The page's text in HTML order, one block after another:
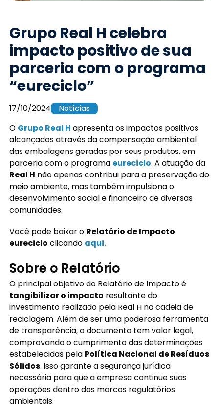
Grupo Real H celebra
impacto positivo de sua
parceria com o programa
“eureciclo”
17/10/2024
Notícias
O Grupo Real H apresenta os impactos positivos
alcançados através da compensação ambiental
das embalagens geradas por seus produtos, em
parceria com o programa eureciclo. A atuação da
Real H não apenas contribui para a preservação do
meio ambiente, mas também impulsiona o
desenvolvimento social e financeiro de diversas
comunidades.
Você pode baixar o Relatório de Impacto
eureciclo clicando aqui.
Sobre o Relatório
O principal objetivo do Relatório de Impacto é
tangibilizar o impacto resultante do
investimento realizado pela Real H na cadeia de
reciclagem. Além de ser uma poderosa ferramenta
de transparência, o documento tem valor legal,
comprovando o cumprimento das determinações
estabelecidas pela Política Nacional de Resíduos
Sólidos. Isso garante a segurança jurídica
necessária para que a empresa continue suas
operações dentro dos marcos regulatórios
ambientais.